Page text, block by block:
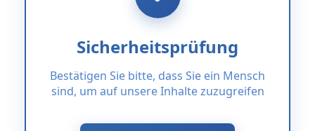
Sicherheitsprüfung
Bestätigen Sie bitte, dass Sie ein Mensch
sind, um auf unsere Inhalte zuzugreifen